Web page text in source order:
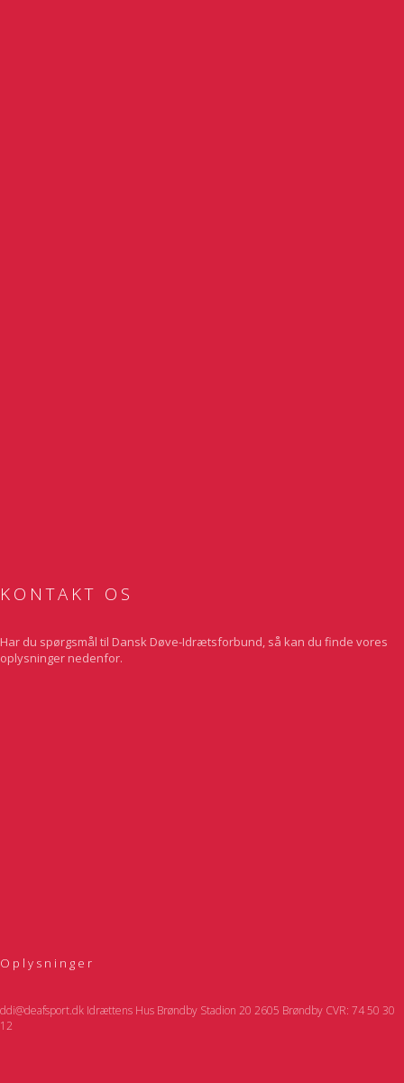
KONTAKT OS
Har du spørgsmål til Dansk Døve-Idrætsforbund, så kan du finde vores
oplysninger nedenfor.
Oplysninger
ddi@deafsport.dk Idrættens Hus Brøndby Stadion 20 2605 Brøndby CVR: 74 50 30
12